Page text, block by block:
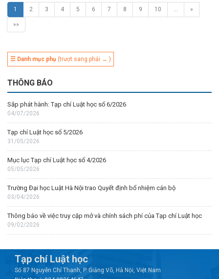
1 2 3 4 5 6 7 8 9 10 … »
»»
☰ Danh mục phụ (trượt sang phải → )
THÔNG BÁO
Sắp phát hành: Tạp chí Luật học số 6/2026
04/07/2026
Tạp chí Luật học số 5/2026
31/05/2026
Mục lục Tạp chí Luật học số 4/2026
05/05/2026
Trường Đại học Luật Hà Nội trao Quyết định bổ nhiệm cán bộ
03/04/2026
Thông báo về việc truy cập mở và chính sách phí của Tạp chí Luật học
09/02/2026
Tạp chí Luật học
Số 87 Nguyễn Chí Thanh, P. Giảng Võ, Hà Nội, Việt Nam